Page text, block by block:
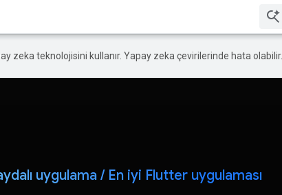
zeka teknolojisini kullanır. Yapay zeka çevirilerinde hata olabilir.
uygulama / En iyi Flutter uygulaması